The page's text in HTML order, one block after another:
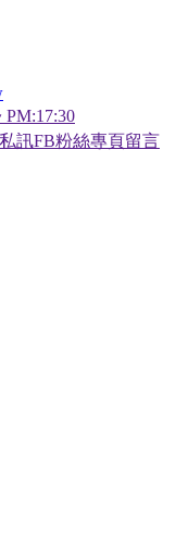
訊FB粉絲專頁留言